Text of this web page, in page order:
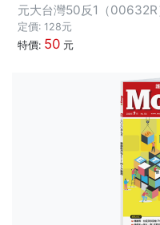
元大台灣50反1（00632R
1（00664R）、富邦台灣
權反1（00686 R）、兆豐
定價: 128元
特價: 50 元